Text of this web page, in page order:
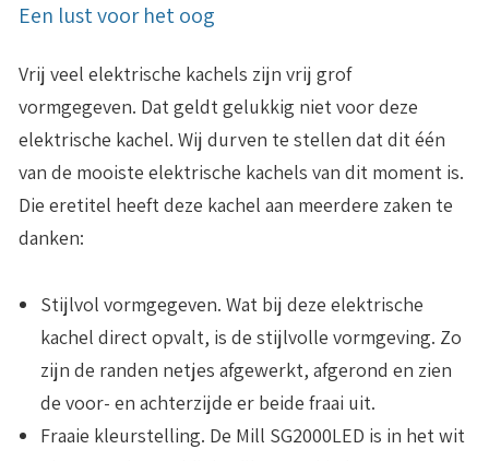
Een lust voor het oog
Vrij veel elektrische kachels zijn vrij grof
vormgegeven. Dat geldt gelukkig niet voor deze
elektrische kachel. Wij durven te stellen dat dit één
van de mooiste elektrische kachels van dit moment is.
Die eretitel heeft deze kachel aan meerdere zaken te
danken:
Stijlvol vormgegeven. Wat bij deze elektrische
kachel direct opvalt, is de stijlvolle vormgeving. Zo
zijn de randen netjes afgewerkt, afgerond en zien
de voor- en achterzijde er beide fraai uit.
Fraaie kleurstelling. De Mill SG2000LED is in het wit